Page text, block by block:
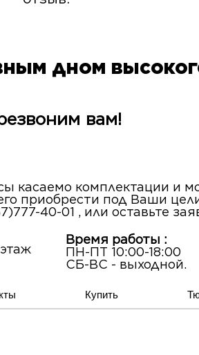
дном
вам!
касаемо комплектации
приобрести под Ваши
40-01 , или оставьте
Время работы :
ПН-ПТ 10:00-18:00
СБ-ВС - выходной.
Купить